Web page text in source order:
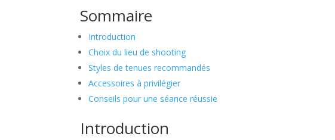
Sommaire
Introduction
Choix du lieu de shooting
Styles de tenues recommandés
Accessoires à privilégier
Conseils pour une séance réussie
Introduction